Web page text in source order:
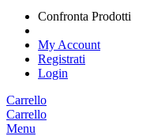
Confronta Prodotti
My Account
Registrati
Login
Carrello
Carrello
Menu